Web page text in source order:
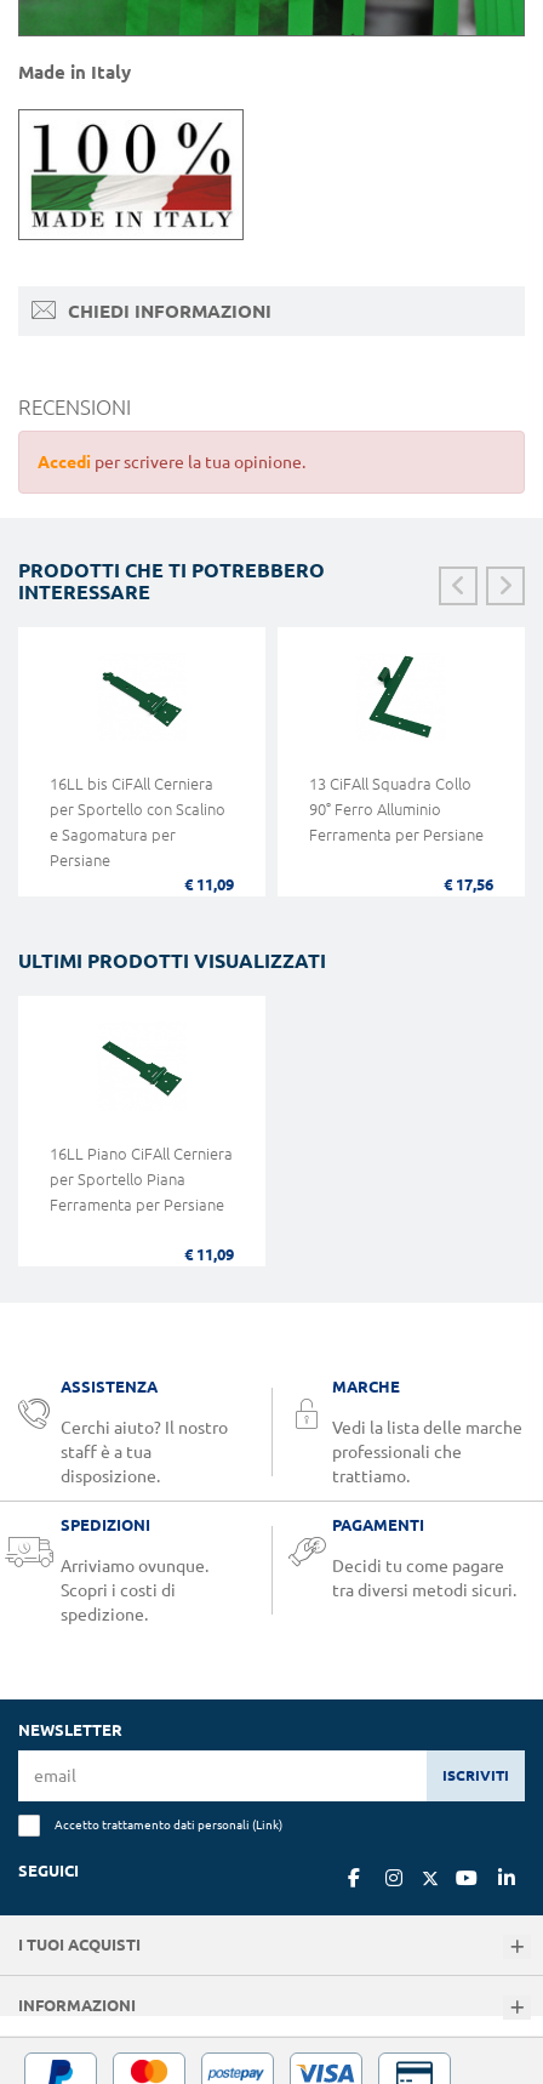
Made in Italy
CHIEDI INFORMAZIONI
RECENSIONI
Accedi per scrivere la tua opinione.
PRODOTTI CHE TI POTREBBERO
INTERESSARE
16LL bis CiFAll Cerniera
per Sportello con Scalino
e Sagomatura per
Persiane
€ 11,09
13 CiFAll Squadra Collo
90° Ferro Alluminio
Ferramenta per Persiane
€ 17,56
ULTIMI PRODOTTI VISUALIZZATI
16LL Piano CiFAll Cerniera
per Sportello Piana
Ferramenta per Persiane
€ 11,09
ASSISTENZA
Cerchi aiuto? Il nostro
staff è a tua
disposizione.
MARCHE
Vedi la lista delle marche
professionali che
trattiamo.
SPEDIZIONI
Arriviamo ovunque.
Scopri i costi di
spedizione.
PAGAMENTI
Decidi tu come pagare
tra diversi metodi sicuri.
NEWSLETTER
ISCRIVITI
Accetto trattamento dati personali (Link)
SEGUICI
I TUOI ACQUISTI
INFORMAZIONI